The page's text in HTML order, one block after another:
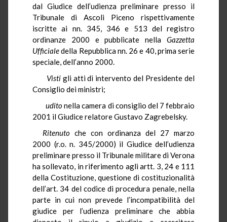
dal Giudice dell’udienza preliminare presso il
Tribunale di Ascoli Piceno rispettivamente
iscritte ai nn. 345, 346 e 513 del registro
ordinanze 2000 e pubblicate nella Gazzetta
Ufficialedella Repubblica nn. 26 e 40, prima serie
speciale, dell’anno 2000.
Visti gli atti di intervento del Presidente del
Consiglio dei ministri;
uditonella camera di consiglio del 7 febbraio
2001 il Giudice relatore Gustavo Zagrebelsky.
Ritenuto che con ordinanza del 27 marzo
2000 (r.o. n. 345/2000) il Giudice dell’udienza
preliminare presso il Tribunale militare di Verona
ha sollevato, in riferimento agli artt. 3, 24 e 111
della Costituzione, questione di costituzionalità
dell’art. 34 del codice di procedura penale, nella
parte in cui non prevede l’incompatibilità del
giudice per l’udienza preliminare che abbia